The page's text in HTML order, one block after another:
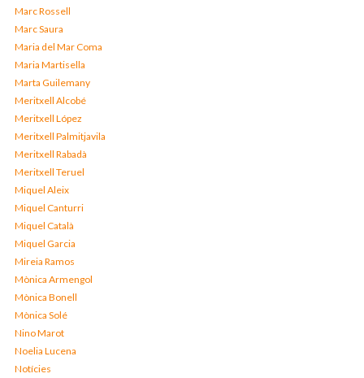
Marc Rossell
Marc Saura
Maria del Mar Coma
Maria Martisella
Marta Guilemany
Meritxell Alcobé
Meritxell López
Meritxell Palmitjavila
Meritxell Rabadà
Meritxell Teruel
Miquel Aleix
Miquel Canturri
Miquel Català
Miquel Garcia
Mireia Ramos
Mònica Armengol
Mònica Bonell
Mònica Solé
Nino Marot
Noelia Lucena
Notícies